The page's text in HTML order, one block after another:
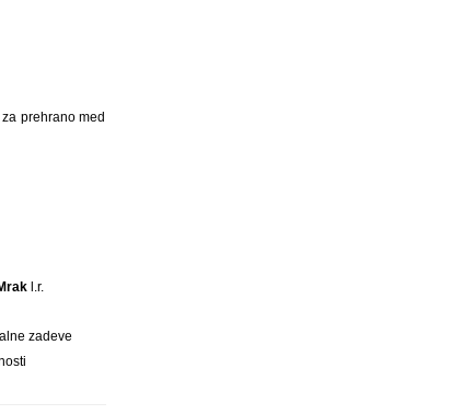
prehrano med
l.r.
zadeve